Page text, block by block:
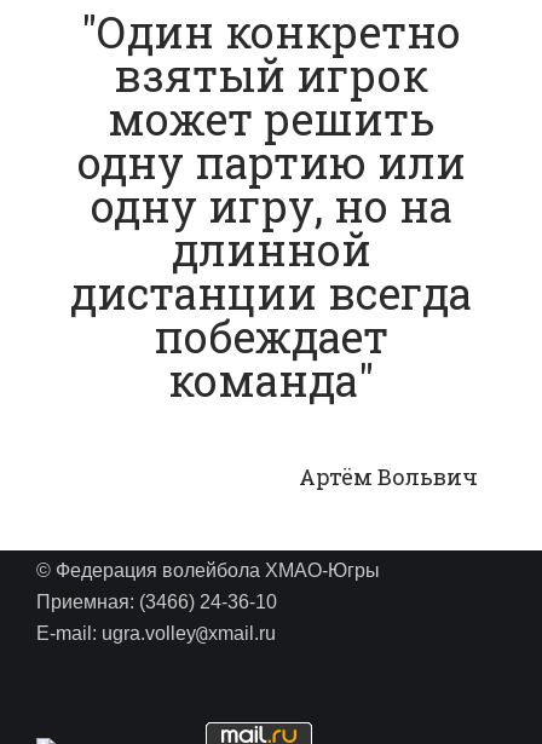
"Один конкретно
взятый игрок
может решить
одну партию или
одну игру, но на
длинной
дистанции всегда
побеждает
команда"
Артём Вольвич
© Федерация волейбола ХМАО-Югры
Приемная: (3466) 24-36-10
E-mail: ugra.volley@xmail.ru